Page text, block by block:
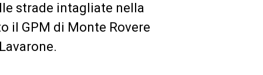
strade intagliate nella
il GPM di Monte Rovere